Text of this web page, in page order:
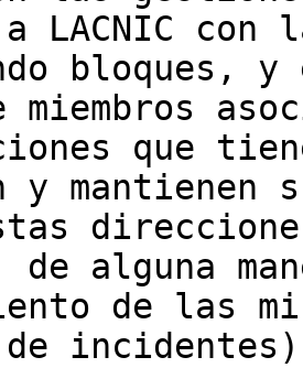
LACNIC
bloques,
miembros
que
y mantienen
de alguna
de las
de